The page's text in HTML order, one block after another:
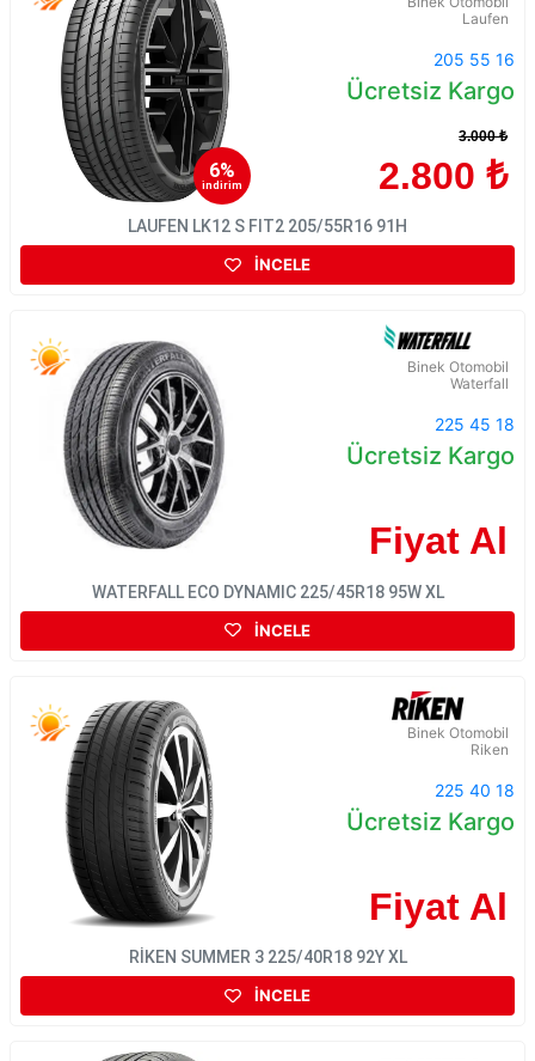
6%
indirim
Laufen
205 55 16
Ücretsiz Kargo
3.000 ₺
2.800 ₺
LAUFEN LK12 S FIT2 205/55R16 91H
İNCELE
Binek Otomobil
Waterfall
225 45 18
Ücretsiz Kargo
Fiyat Al
WATERFALL ECO DYNAMIC 225/45R18 95W XL
İNCELE
Binek Otomobil
Riken
225 40 18
Ücretsiz Kargo
Fiyat Al
RİKEN SUMMER 3 225/40R18 92Y XL
İNCELE